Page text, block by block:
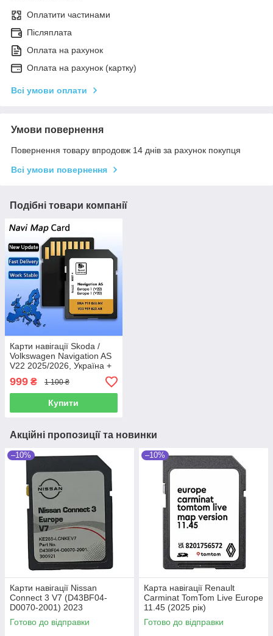
Оплатити частинами
Післяплата
Оплата на рахунок
Оплата на рахунок (картку)
Всі умови оплати
Умови повернення
Повернення товару впродовж 14 днів за рахунок покупця
Всі умови повернення
Подібні товари компанії
Карти навігації Skoda /
Volkswagen Navigation AS
V22 2025/2026, Україна +
Європа
999 ₴ 1 100 ₴
Купити
Акційні пропозиції та новинки
–10%
Карти навігації Nissan
Connect 3 V7 (D43BF04-
D0070-2001) 2023
Готово до відправки
–10%
Карта навігації Renault
Carminat TomTom Live Europe
11.45 (2025 рік)
Готово до відправки